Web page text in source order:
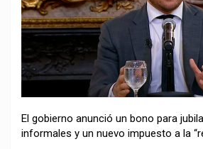
El gobierno anunció un bono para
informales y un nuevo impuesto a la